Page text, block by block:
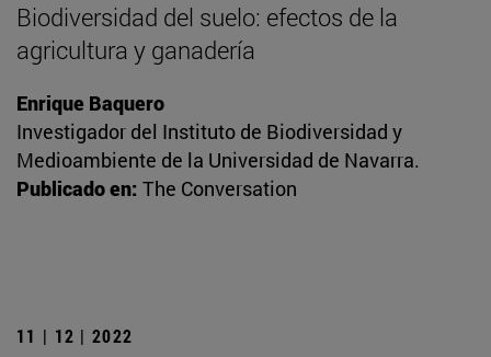
Biodiversidad del suelo: efectos de la
agricultura y ganadería
Enrique Baquero
Investigador del Instituto de Biodiversidad y
Medioambiente de la Universidad de Navarra.
Publicado en: The Conversation
11 | 12 | 2022